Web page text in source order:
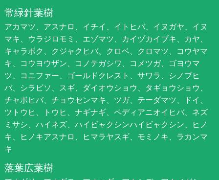
常緑針葉樹
アカマツ、アスナロ、イチイ、イトヒバ、イヌガヤ、イヌ
マキ、ウラジロモミ、エゾマツ、カイヅカイブキ、カヤ、
キャラボク、クジャクヒバ、クロベ、クロマツ、コウヤマ
キ、コウヨウザン、コノテガシワ、コメツガ、ゴヨウマ
ツ、コニファー、ゴールドクレスト、サワラ、シノブヒ
バ、シラビソ、スギ、ダイオウショウ、タギョウショウ、
チャボヒバ、チョウセンマキ、ツガ、テーダマツ、ドイ、
ツトウヒ、トウヒ、ナギナギ、ペディアニオイヒバ、ネズ
ミサシ、ハイネズ、ハイビャクシンハイビャクシン、ヒノ
キ、ヒノキアスナロ、ヒマラヤスギ、モミノキ、ラカンマ
キ
落葉広葉樹